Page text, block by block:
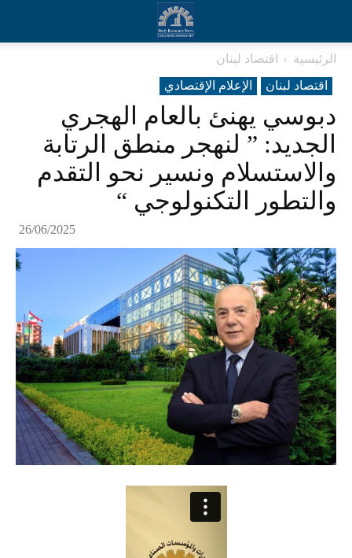
الرئيسية
اقتصاد لبنان
اقتصاد لبنان
الإعلام الإقتصادي
دبوسي يهنئ بالعام الهجري
الجديد: ” لنهجر منطق الرتابة
والاستسلام ونسير نحو التقدم
والتطور التكنولوجي “
26/06/2025